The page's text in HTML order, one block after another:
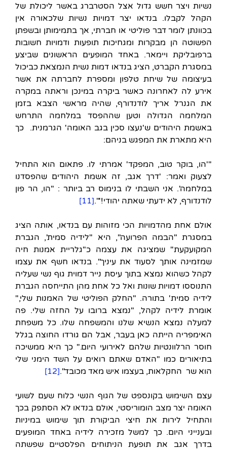
נשיות ויצר חשש גדול אצל הסטרברג באשר ליכולת של
הקהל לקבלו. בנדאו יצר דמויות נשיות שלכאורה אין
בכוונתן לומר דבר פוליטי או חברתי, אך בתמימותן ובשפתן
הפשוטה הן מבקרות ומגחיכות תופעות ודמויות חשובות
ברפובליקת ויימאר. באחד המופעים הראשונים שביצע
במסגרת הקברט, הציג בנדאו דמות נשית הנמצאת כביכול
בעיצומה של שיחת טלפון ומספרת לחברתה את אשר
אירע לה לאחרונה כאשר ביקרה במינכן וראתה במקרה
את הגנרל אריך לודנדורף, שהיה מראשי הצבא בזמן
המלחמה הגדולה וטען שההפסד במלחמה התרחש
באשמת היהודים ש'נעצו סכין בגב האומה' הגרמנית. כך
היא מתארת את המפגש בניהם:
"'הו, בוקר טוב, המפקד' אמרתי לו. פתאום הוא התחיל
לצעוק ואמר: 'דרך אגב, זה אשמת היהודים שהפסדנו
במלחמה'. אני השבתי לו בנימוס רב ביותר : "הו, הר פון
לודנדורף, לא ידעתי שאתה יהודי!'".[11]
אולם אחת מהדמויות הכי מזוהות עם בנדאו, אותה הציג
במסגרת "הבמה הפרועה", היא "לידיה סמית', הגברת
המקועקעת" שמציגה את עצמה כ"גלריית אמנות חיה
שמזמינה אותך לסעוד את עיניך". בנדאו חשף את עצמו
לקהל כשהוא נמצא בתוך עיסת נייר דמוית גוף נשי שעליה
התנוססו דמויות שונות ואל כל אחת מהן התייחסה הגברת
לידיה סמית' בתורה. "החלק הפוליטי של האמנות שלי,"
אומרת לידיה לקהל, "נמצא ברובו על החזה שלי. פה
למעלה נמצא הנשיא שלנו והמשפחה שלו. כל משפחת
האימפריה הייתה כאן בעבר, אבל הם גורדו החוצה בגלל
חוסר הרלוונטיות שלהם לאירועי היום." כך היא ממשיכה
בתיאורים כמו "האדם שאתם רואים על השד הימני שלי
הוא שר החקלאות, בעצמו איש מאד מכובד".[12]
עצם השימוש בקונספט של הגוף הנשי כלוח שעם לשועי
האומה יצר מצב הומוריסטי, אולם בנדאו לא הסתפק בכך
והתחיל לירות את חיצי הביקורת תוך שימוש במיניות
ובענייני היום. כך למשל מזכירה לידיה באחד המופעים
בדרך אגב את תופעת הניתוחים הפלסטיים שפשתה